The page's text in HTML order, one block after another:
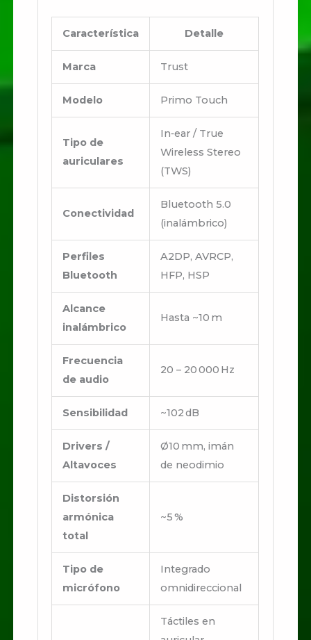
Característica Detalle
Marca Trust
Modelo Primo Touch
Tipo de
auriculares
In‑ear / True
Wireless Stereo
(TWS)
Conectividad
Bluetooth 5.0
(inalámbrico)
Perfiles
Bluetooth
A2DP, AVRCP,
HFP, HSP
Alcance
inalámbrico
Hasta ~10 m
Frecuencia
de audio
20 – 20 000 Hz
Sensibilidad ~102 dB
Drivers /
Altavoces
Ø10 mm, imán
de neodimio
Distorsión
armónica
total
~5 %
Tipo de
micrófono
Integrado
omnidireccional
Táctiles en